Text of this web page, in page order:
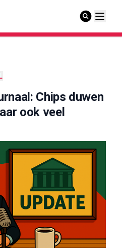
Chips duwen
ook veel